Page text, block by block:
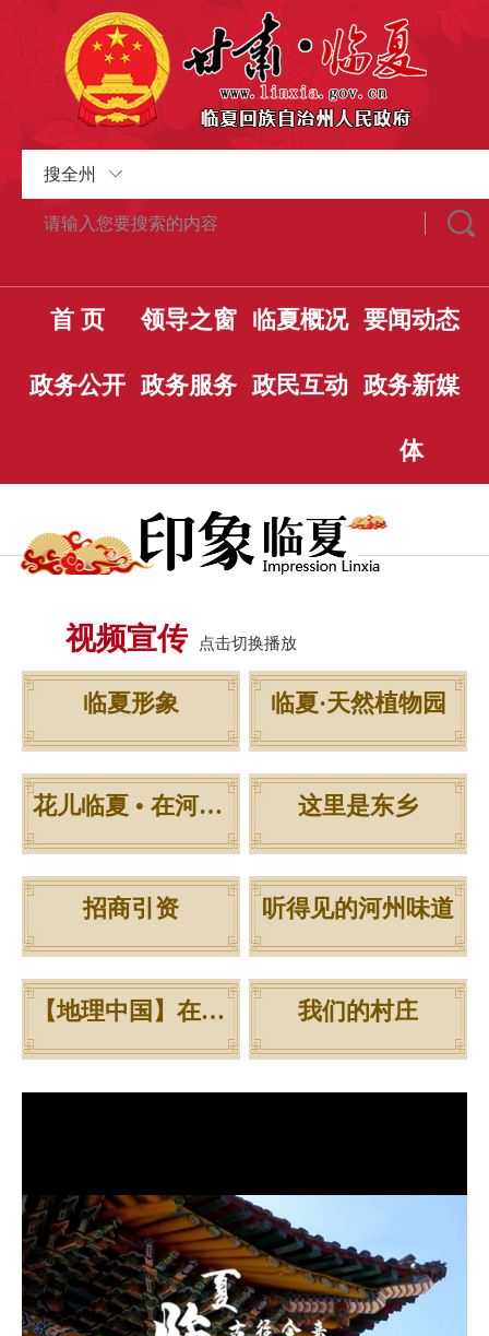
搜全州
首 页 领导之窗 临夏概况 要闻动态
政务公开 政务服务 政民互动 政务新媒
体
视频宣传 点击切换播放
临夏形象 临夏·天然植物园
花儿临夏 • 在河之州 这里是东乡
招商引资 听得见的河州味道
【地理中国】在河之州 我们的村庄